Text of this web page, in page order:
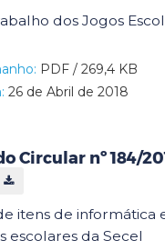
dos Jogos
PDF / 269,4 KB
26 de Abril de 2018
Circular nº 184/
itens de informática
escolares da Secel